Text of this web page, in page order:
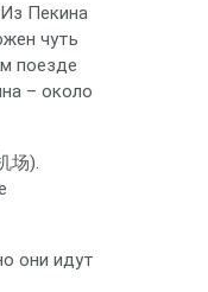
Пекина
чуть
поезде
– около
场).
они идут